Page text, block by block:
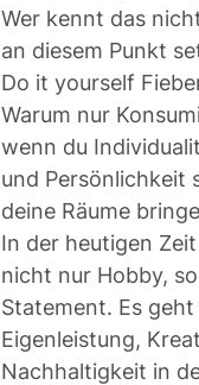
Wer kennt das
an diesem Punkt
Do it yourself
Warum nur
wenn du
und Persönlichkeit
deine Räume
In der heutigen
nicht nur Hobby,
Statement. Es geht
Eigenleistung,
Nachhaltigkeit in